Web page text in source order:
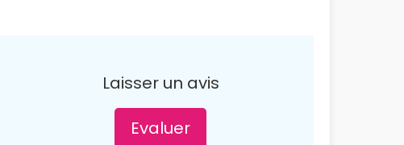
Laisser un avis
Evaluer